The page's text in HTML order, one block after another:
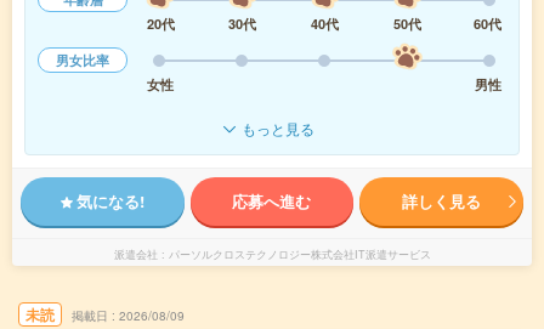
20代
30代 40代 50代
60代
男女比率
女性
男性
もっと見る
気になる! 応募へ進む 詳しく見る
派遣会社 パーソルクロステクノロジー株式会社IT派遣サービス
未読 掲載日 2026/08/09